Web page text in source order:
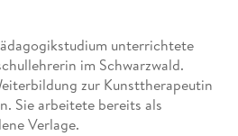
unterrichtete
im Schwarzwald.
zur Kunsttherapeutin
Sie arbeitete bereits als
Verlage.